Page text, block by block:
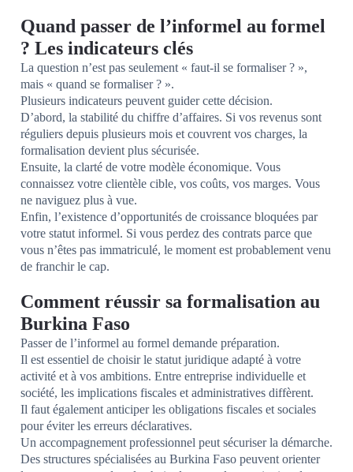
Quand passer de l’informel au formel
? Les indicateurs clés
La question n’est pas seulement « faut-il se formaliser ? »,
mais « quand se formaliser ? ».
Plusieurs indicateurs peuvent guider cette décision.
D’abord, la stabilité du chiffre d’affaires. Si vos revenus sont
réguliers depuis plusieurs mois et couvrent vos charges, la
formalisation devient plus sécurisée.
Ensuite, la clarté de votre modèle économique. Vous
connaissez votre clientèle cible, vos coûts, vos marges. Vous
ne naviguez plus à vue.
Enfin, l’existence d’opportunités de croissance bloquées par
votre statut informel. Si vous perdez des contrats parce que
vous n’êtes pas immatriculé, le moment est probablement venu
de franchir le cap.
Comment réussir sa formalisation au
Burkina Faso
Passer de l’informel au formel demande préparation.
Il est essentiel de choisir le statut juridique adapté à votre
activité et à vos ambitions. Entre entreprise individuelle et
société, les implications fiscales et administratives diffèrent.
Il faut également anticiper les obligations fiscales et sociales
pour éviter les erreurs déclaratives.
Un accompagnement professionnel peut sécuriser la démarche.
Des structures spécialisées au Burkina Faso peuvent orienter